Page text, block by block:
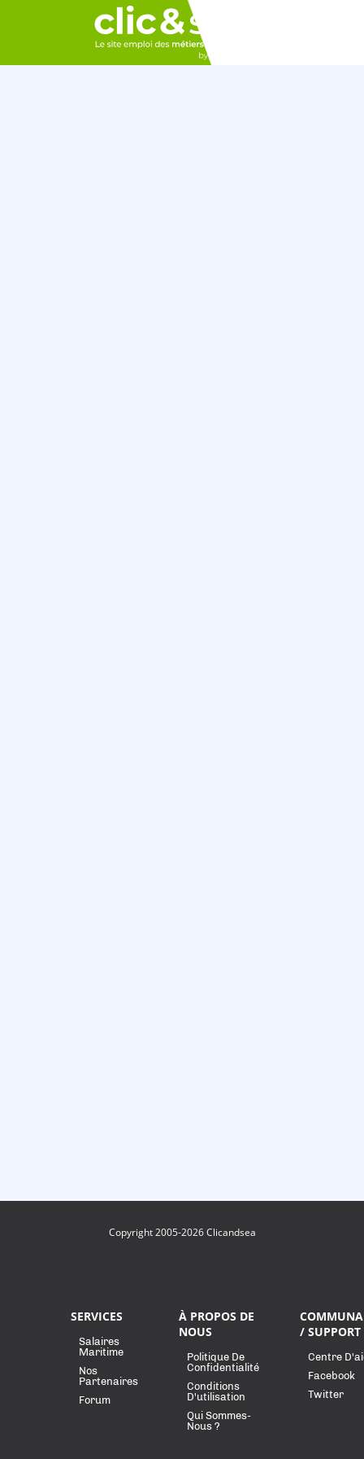
Copyright 2005-2026 Clicandsea
SERVICES
Salaires
Maritime
Nos
Partenaires
Forum
À PROPOS DE
NOUS
Politique De
Confidentialité
Conditions
D'utilisation
Qui Sommes-
Nous ?
/ SUPPORT
Centre
Facebook
Twitter